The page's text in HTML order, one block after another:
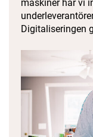
maskiner har vi
Digitaliseringen